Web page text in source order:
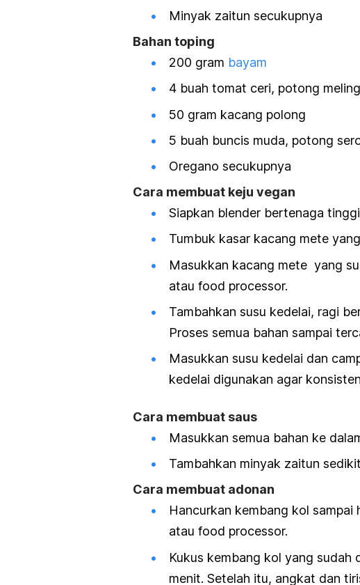
Minyak zaitun secukupnya
Bahan toping
200 gram bayam
4 buah tomat ceri, potong
50 gram kacang polong
5 buah buncis muda, potong
Oregano secukupnya
Cara membuat keju vegan
Siapkan blender bertenaga
Tumbuk kasar kacang mete
Masukkan kacang mete yang
atau food processor.
Tambahkan susu kedelai, ragi
Proses semua bahan sampai
Masukkan susu kedelai dan
kedelai digunakan agar
Cara membuat saus
Masukkan semua bahan ke
Tambahkan minyak zaitun
Cara membuat adonan
Hancurkan kembang kol sampai
atau food processor.
Kukus kembang kol yang sudah
menit. Setelah itu, angkat dan